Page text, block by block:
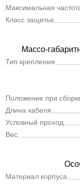
электроэнергии
Максимальная
переключения
Класс защиты
Массо-
Тип крепления
Положение при
Длина кабеля
Условный проход
Вес
Материал корпуса